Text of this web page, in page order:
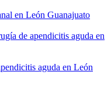
en León Guanajuato
de apendicitis aguda en
aguda en León